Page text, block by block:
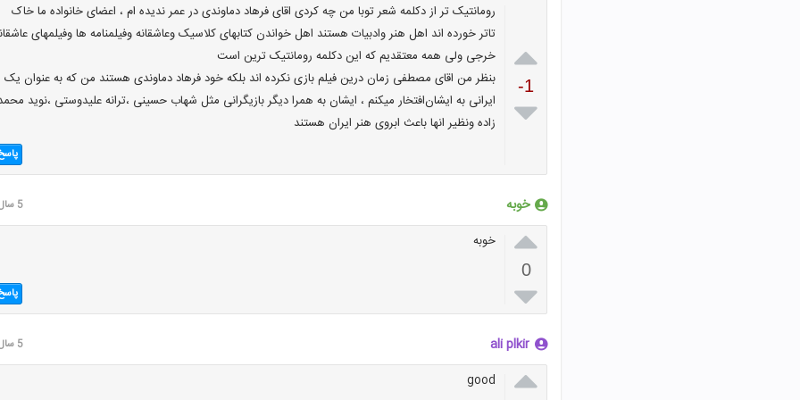

-1

رومانتیک تر از دکلمه شعر توبا من چه کردی اقای فرهاد دماوندی در عمر ندیده ام ، اعضای خانواده ما خاک
تاتر خورده اند اهل هنر وادبیات هستند اهل خواندن کتابهای کلاسیک وعاشقانه وفیلمنامه ها وفیلمهای
خرجی ولی همه معتقدیم که این دکلمه رومانتیک ترین است
بنظر من اقای مصطفی زمان درین فیلم بازی نکرده اند بلکه خود فرهاد دماوندی هستند من که به عنوان یک
ایرانی به ایشان‌افتخار میکنم ، ایشان به همرا دیگر بازیگرانی مثل شهاب حسینی ،ترانه علیدوستی ،نوید
زاده ونظیر انها باعث ابروی هنر ایران هستند
خوبه 5 سال قبل

0

خوبه
ali plkir 5 سال قبل

good